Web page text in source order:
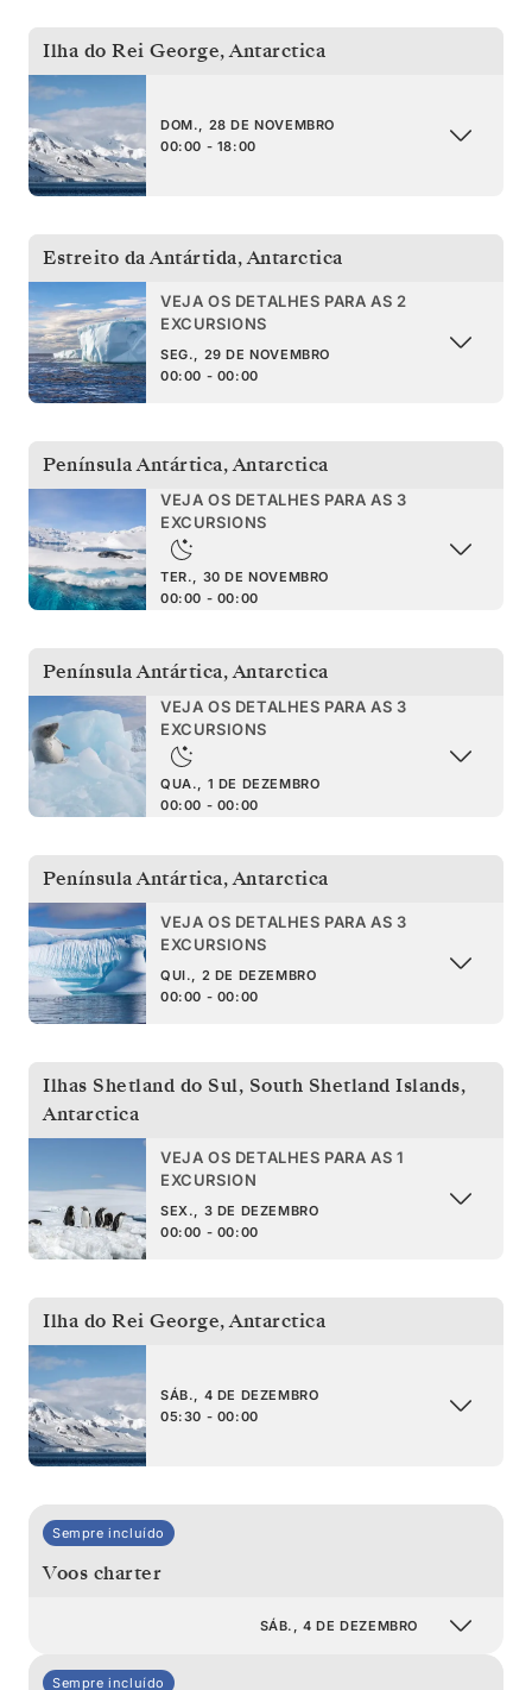
Ilha do Rei George,Antarctica
DOM., 28 DE NOVEMBRO
00:00 - 18:00
Estreito da Antártida,Antarctica
VEJA OS DETALHES PARA AS 2
EXCURSIONS
SEG., 29 DE NOVEMBRO
00:00 - 00:00
Península Antártica,Antarctica
VEJA OS DETALHES PARA AS 3
EXCURSIONS
TER., 30 DE NOVEMBRO
00:00 - 00:00
Península Antártica,Antarctica
VEJA OS DETALHES PARA AS 3
EXCURSIONS
QUA., 1 DE DEZEMBRO
00:00 - 00:00
Península Antártica,Antarctica
VEJA OS DETALHES PARA AS 3
EXCURSIONS
QUI., 2 DE DEZEMBRO
00:00 - 00:00
Ilhas Shetland do Sul, South Shetland Islands,
Antarctica
VEJA OS DETALHES PARA AS 1
EXCURSION
SEX., 3 DE DEZEMBRO
00:00 - 00:00
Ilha do Rei George,Antarctica
SÁB., 4 DE DEZEMBRO
05:30 - 00:00
Sempre incluído
Voos charter
SÁB., 4 DE DEZEMBRO
Sempre incluído